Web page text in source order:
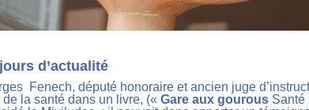
d’actualité
Fenech, député honoraire et ancien juge
de la santé dans un livre, («Gare aux gourous